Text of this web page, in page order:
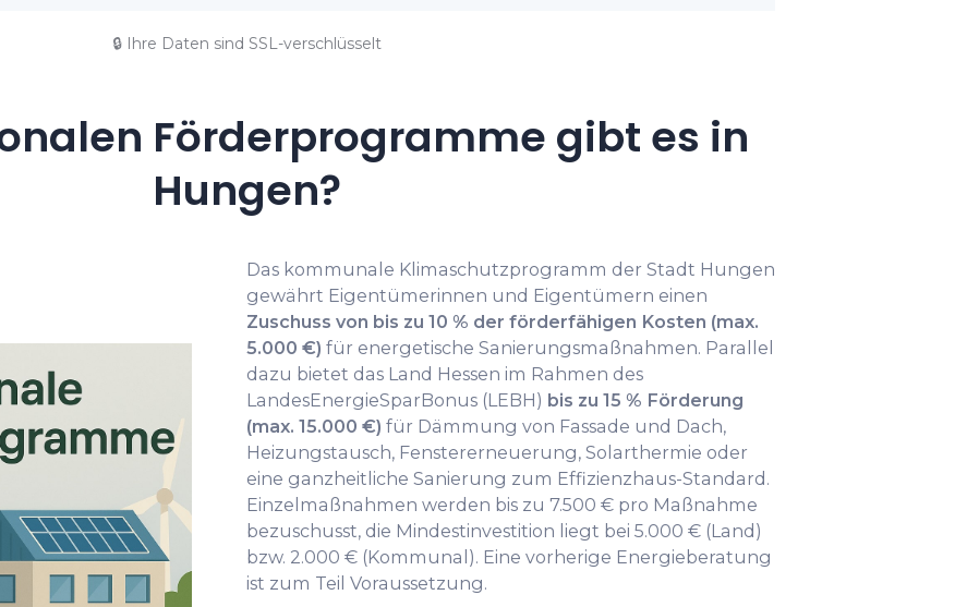
🔒 Ihre Daten sind SSL-verschlüsselt
Förderprogramme gibt es in
Hungen?
Das kommunale Klimaschutzprogramm der Stadt Hungen
gewährt Eigentümerinnen und Eigentümern einen
Zuschuss von bis zu 10 % der förderfähigen Kosten (max.
5.000 €) für energetische Sanierungsmaßnahmen. Parallel
dazu bietet das Land Hessen im Rahmen des
LandesEnergieSparBonus (LEBH) bis zu 15 % Förderung
(max. 15.000 €) für Dämmung von Fassade und Dach,
Heizungstausch, Fenstererneuerung, Solarthermie oder
eine ganzheitliche Sanierung zum Effizienzhaus-Standard.
Einzelmaßnahmen werden bis zu 7.500 € pro Maßnahme
bezuschusst, die Mindestinvestition liegt bei 5.000 € (Land)
bzw. 2.000 € (Kommunal). Eine vorherige Energieberatung
ist zum Teil Voraussetzung.